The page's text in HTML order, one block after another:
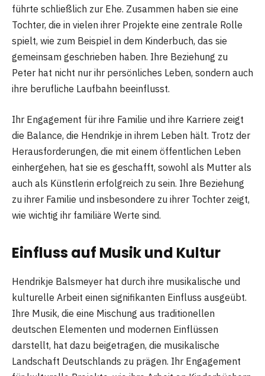
führte schließlich zur Ehe. Zusammen haben sie eine
Tochter, die in vielen ihrer Projekte eine zentrale Rolle
spielt, wie zum Beispiel in dem Kinderbuch, das sie
gemeinsam geschrieben haben. Ihre Beziehung zu
Peter hat nicht nur ihr persönliches Leben, sondern auch
ihre berufliche Laufbahn beeinflusst.
Ihr Engagement für ihre Familie und ihre Karriere zeigt
die Balance, die Hendrikje in ihrem Leben hält. Trotz der
Herausforderungen, die mit einem öffentlichen Leben
einhergehen, hat sie es geschafft, sowohl als Mutter als
auch als Künstlerin erfolgreich zu sein. Ihre Beziehung
zu ihrer Familie und insbesondere zu ihrer Tochter zeigt,
wie wichtig ihr familiäre Werte sind.
Einfluss auf Musik und Kultur
Hendrikje Balsmeyer hat durch ihre musikalische und
kulturelle Arbeit einen signifikanten Einfluss ausgeübt.
Ihre Musik, die eine Mischung aus traditionellen
deutschen Elementen und modernen Einflüssen
darstellt, hat dazu beigetragen, die musikalische
Landschaft Deutschlands zu prägen. Ihr Engagement